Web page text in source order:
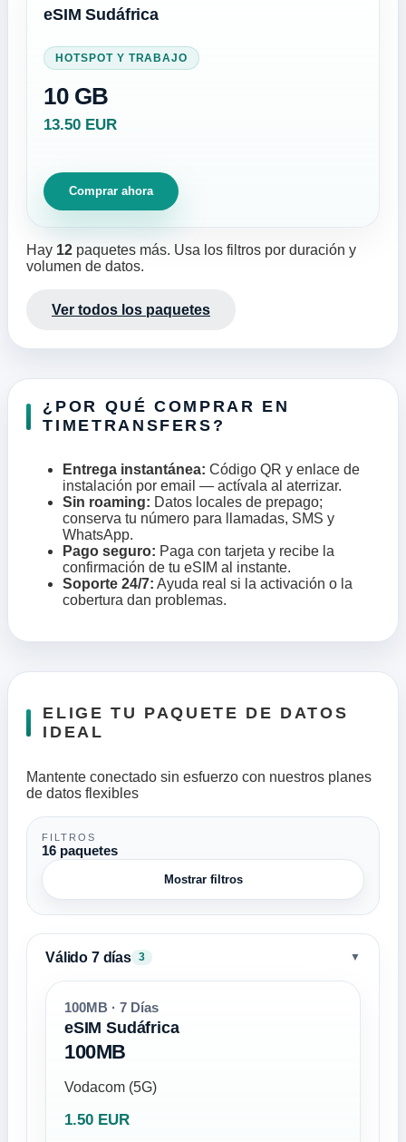
eSIM Sudáfrica
HOTSPOT Y TRABAJO
10 GB
13.50 EUR
Comprar ahora
Hay 12 paquetes más. Usa los filtros por duración y
volumen de datos.
Ver todos los paquetes
¿POR QUÉ COMPRAR EN
TIMETRANSFERS?
Entrega instantánea: Código QR y enlace de
instalación por email — actívala al aterrizar.
Sin roaming: Datos locales de prepago;
conserva tu número para llamadas, SMS y
WhatsApp.
Pago seguro: Paga con tarjeta y recibe la
confirmación de tu eSIM al instante.
Soporte 24/7: Ayuda real si la activación o la
cobertura dan problemas.
ELIGE TU PAQUETE DE DATOS
IDEAL
Mantente conectado sin esfuerzo con nuestros planes
de datos flexibles
FILTROS
16 paquetes
Mostrar filtros
Válido 7 días 3 ▼
100MB · 7 Días
eSIM Sudáfrica
100MB
Vodacom (5G)
1.50 EUR